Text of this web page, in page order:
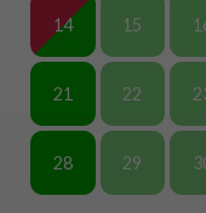
14 15
21 22
28 29